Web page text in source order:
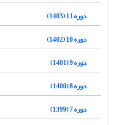
دوره 11 (1403)
دوره 10 (1402)
دوره 9 (1401)
دوره 8 (1400)
دوره 7 (1399)